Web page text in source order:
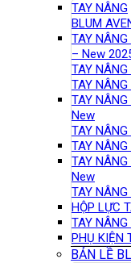
TAY NÂNG
BLUM
TAY
– New
TAY
TAY
TAY
New
TAY
TAY
TAY
New
TAY
HỘP LỰC
TAY
PHỤ KIỆN
BẢN LỀ